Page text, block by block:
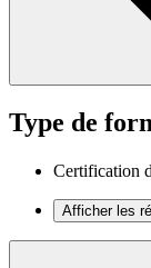
Type de
Certification
Afficher les